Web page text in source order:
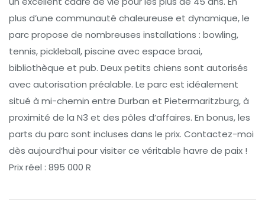
plus d’une communauté chaleureuse et dynamique, le
parc propose de nombreuses installations : bowling,
tennis, pickleball, piscine avec espace braai,
bibliothèque et pub. Deux petits chiens sont autorisés
avec autorisation préalable. Le parc est idéalement
situé à mi-chemin entre Durban et Pietermaritzburg, à
proximité de la N3 et des pôles d’affaires. En bonus, les
parts du parc sont incluses dans le prix. Contactez-moi
dès aujourd’hui pour visiter ce véritable havre de paix !
Prix réel : 895 000 R